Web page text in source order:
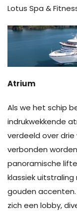
Lotus Spa &
Atrium
Als we het schip
indrukwekkende
verdeeld over
verbonden
panoramische
klassiek
gouden
zich een lobby,